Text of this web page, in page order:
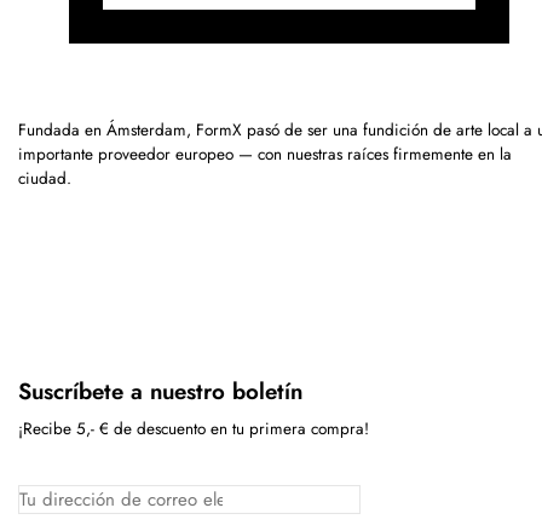
Fundada en Ámsterdam, FormX pasó de ser una fundición de arte local a
importante proveedor europeo — con nuestras raíces firmemente en la
ciudad.
Suscríbete a nuestro boletín
¡Recibe 5,- € de descuento en tu primera compra!